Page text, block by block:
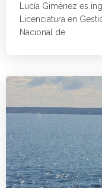
Lucía Giménez es
Licenciatura en
Nacional de